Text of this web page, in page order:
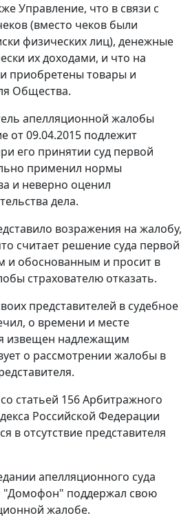
Управление, что в связи с
(вместо чеков были
физических лиц), денежные
их доходами, и что на
приобретены товары и
Общества.
апелляционной жалобы
от 09.04.2015 подлежит
его принятии суд первой
применил нормы
и неверно оценил
дела.
возражения на жалобу,
считает решение суда первой
и обоснованным и просит в
страхователю отказать.
представителей в судебное
о времени и месте
извещен надлежащим
о рассмотрении жалобы в
статьей 156Арбитражного
Российской Федерации
в отсутствие представителя
апелляционного суда
"Домофон" поддержал свою
жалобе.